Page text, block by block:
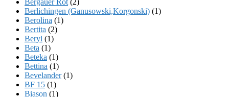
Berlichingen (Ganusowski,Korgonski) (1)
Berolina (1)
Bertita (2)
Beryl (1)
Beta (1)
Beteka (1)
Bettina (1)
Bevelander(1)
BF 15 (1)
Biason (1)